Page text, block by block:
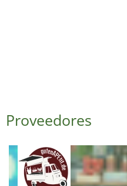
Proveedores